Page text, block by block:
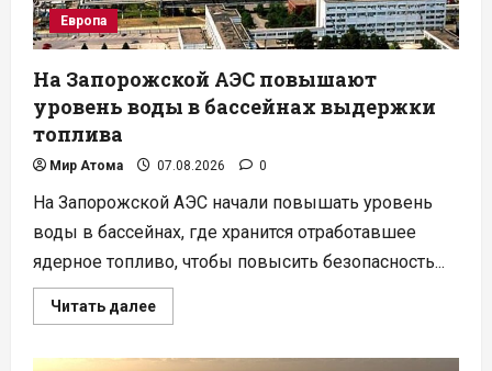
Европа
На Запорожской АЭС повышают
уровень воды в бассейнах выдержки
топлива
Мир Атома 07.08.2026 0
На Запорожской АЭС начали повышать уровень
воды в бассейнах, где хранится отработавшее
ядерное топливо, чтобы повысить безопасность...
Читать далееПрочитать
больше
Запорожской